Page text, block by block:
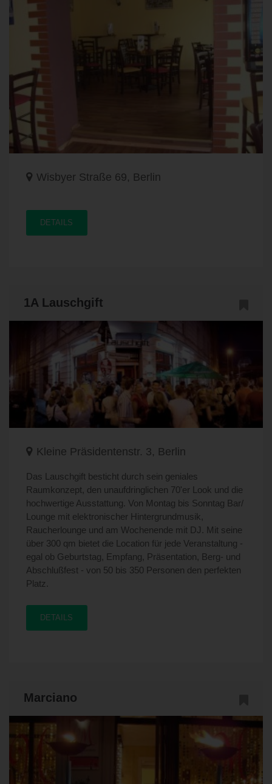
Wisbyer Straße 69, Berlin
DETAILS
1A Lauschgift
Kleine Präsidentenstr. 3, Berlin
Das Lauschgift besticht durch sein geniales
Raumkonzept, den unaufdringlichen 70'er Look und die
hochwertige Ausstattung. Von Montag bis Sonntag Bar/
Lounge mit elektronischer Hintergrundmusik,
Raucherlounge und am Wochenende mit DJ. Mit seine
über 300 qm bietet die Location für jede Veranstaltung -
egal ob Geburtstag, Empfang, Präsentation, Berg- und
Abschlußfest - von 50 bis 350 Personen den perfekten
Platz.
DETAILS
Marciano